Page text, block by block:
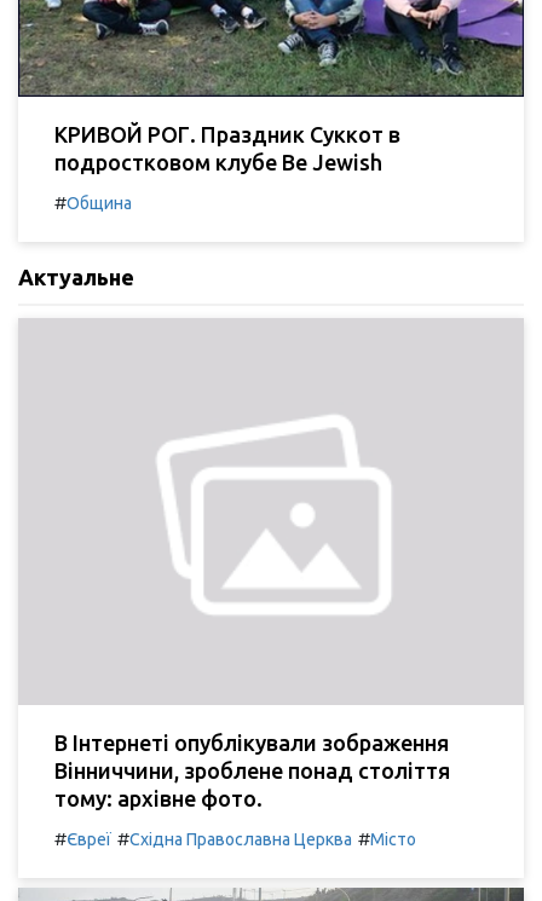
КРИВОЙ РОГ. Праздник Суккот в
подростковом клубе Be Jewish
#Община
Актуальне
В Інтернеті опублікували зображення
Вінниччини, зроблене понад століття
тому: архівне фото.
#Євреї #Східна Православна Церква #Місто